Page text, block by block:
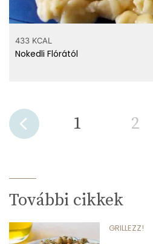
433 KCAL
Nokedli Flórától
1 2
További cikkek
GRILLEZZ!